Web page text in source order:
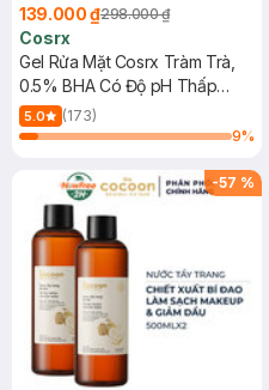
139.000 ₫298.000 ₫
Cosrx
Gel Rửa Mặt Cosrx Tràm Trà,
0.5% BHA Có Độ pH Thấp
150ml
5.0
(173)
9%
-57 %